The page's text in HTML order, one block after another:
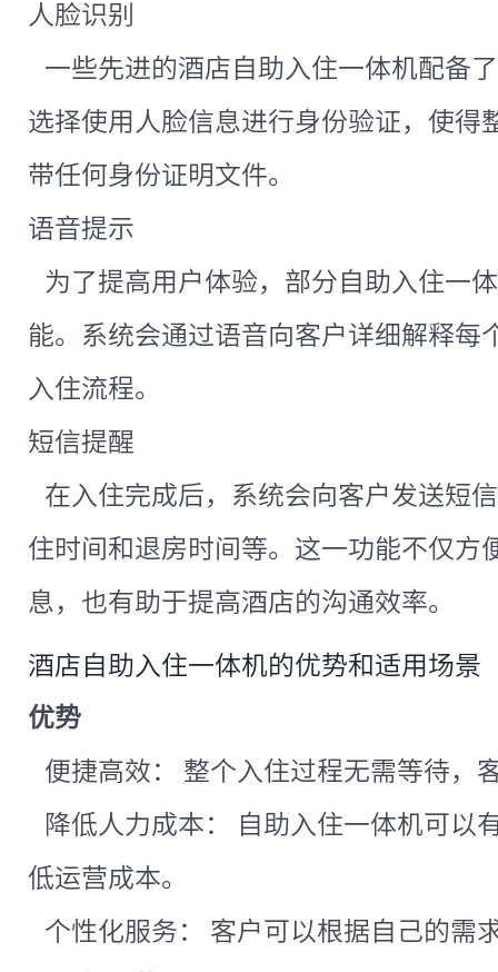
人脸识别
一些先进的酒店自助入住一体机配备
选择使用人脸信息进行身份验证，使得
带任何身份证明文件。
语音提示
为了提高用户体验，部分自助入住一
能。系统会通过语音向客户详细解释每
入住流程。
短信提醒
在入住完成后，系统会向客户发送短
住时间和退房时间等。这一功能不仅方
息，也有助于提高酒店的沟通效率。
酒店自助入住一体机的优势和适用场景
优势
便捷高效： 整个入住过程无需等待，
降低人力成本： 自助入住一体机可以
低运营成本。
个性化服务： 客户可以根据自己的需